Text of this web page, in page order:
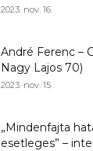
2023. nov. 16.
André Ferenc –
Nagy Lajos 70)
2023. nov. 15.
„Mindenfajta
esetleges” –